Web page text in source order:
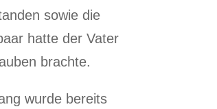
sowie die
hatte der Vater
brachte.
wurde bereits